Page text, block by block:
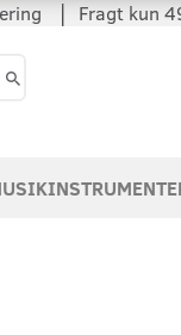
│ Fragt kun